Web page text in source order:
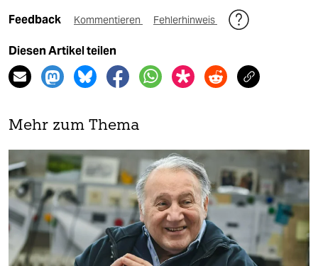
Feedback Kommentieren Fehlerhinweis
Diesen Artikel teilen
Mehr zum Thema